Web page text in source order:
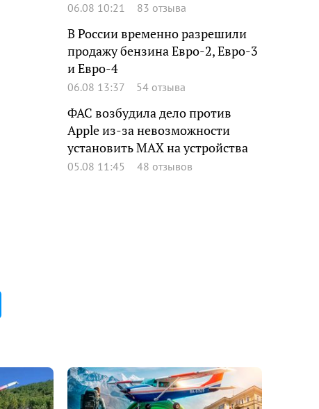
06.08 10:21 83 отзыва
В России временно разрешили
продажу бензина Евро-2, Евро-3
и Евро-4
06.08 13:37 54 отзыва
ФАС возбудила дело против
Apple из-за невозможности
установить MAX на устройства
05.08 11:45 48 отзывов